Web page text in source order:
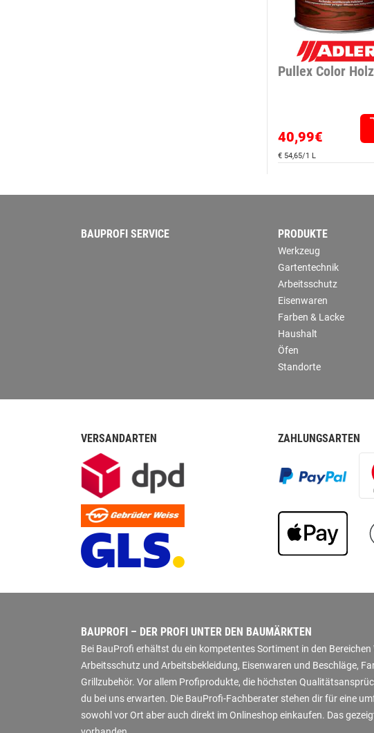
Pullex Color
40,99€
€ 54,65/1 L
BAUPROFI SERVICE PRODUKTE
Werkzeug
Gartentechnik
Arbeitsschutz
Eisenwaren
Farben & Lacke
Haushalt
Öfen
Standorte
VERSANDARTEN ZAHLUNGSARTEN
BAUPROFI – DER PROFI UNTER DEN BAUMÄRKTEN
Bei BauProfi erhältst du ein kompetentes Sortiment in den
Arbeitsschutz und Arbeitsbekleidung, Eisenwaren und Beschläge,
Grillzubehör. Vor allem Profiprodukte, die höchsten
du bei uns erwarten. Die BauProfi-Fachberater stehen dir für eine
sowohl vor Ort aber auch direkt im Onlineshop einkaufen. Das